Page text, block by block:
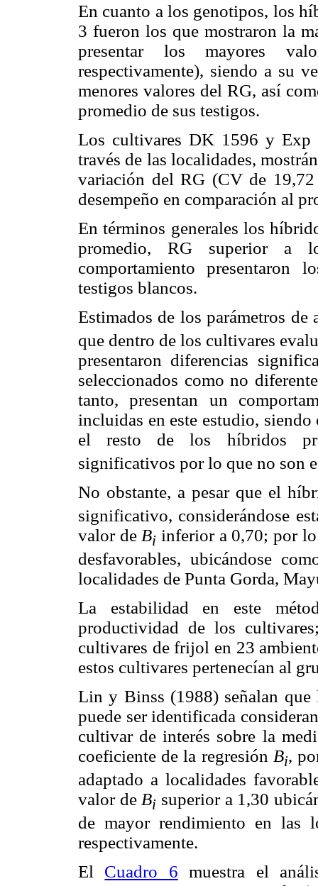
En cuanto a los genotipos, los
3 fueron los que mostraron la
presentar los mayores
respectivamente), siendo a su
menores valores del RG, así
promedio de sus testigos.
Los cultivares DK 1596 y Exp
través de las localidades,
variación del RG (CV de
desempeño en comparación al
En términos generales los
promedio, RG superior a
comportamiento
testigos blancos.
Estimados de los parámetros
que dentro de los cultivares
presentaron diferencias
seleccionados como no
tanto, presentan un
incluidas en este estudio,
el resto de los híbridos
significativos por lo que no son
No obstante, a pesar que el
significativo, considerándose
valor de Bi inferior a 0,70; por
desfavorables, ubicándose
localidades de Punta Gorda,
La estabilidad en este
productividad de los
cultivares de frijol en 23
estos cultivares pertenecían al
Lin y Binss (1988) señalan
puede ser identificada
cultivar de interés sobre la
coeficiente de la regresión Bi,
adaptado a localidades
valor de Bi superior a 1,30
de mayor rendimiento en las
respectivamente.
El Cuadro 6 muestra el